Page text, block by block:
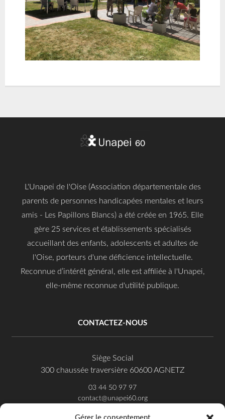
L'Unapei de l'Oise (Association départementale des
parents de personnes handicapées mentales et leurs
amis - Les Papillons Blancs) a été créée en 1965. Elle
gère 25 services et établissements spécialisés
accueillant des enfants, adolescents et adultes de
l'Oise, porteurs d'une déficience intellectuelle.
Reconnue d’intérêt général, elle est affiliée à l'Unapei,
elle-même reconnue d'utilité publique.
CONTACTEZ-NOUS
Siège Social
300 chaussée traversière 60600 AGNETZ
03 44 50 97 97
contact@unapei60.org